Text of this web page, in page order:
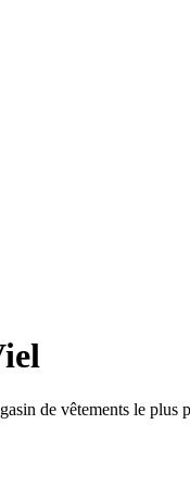
de vêtements le plus